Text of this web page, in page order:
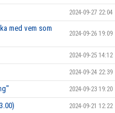
2024-09-27 22:04
med vem som
2024-09-26 19:09
2024-09-25 14:12
2024-09-24 22:39
2024-09-23 19:20
2024-09-21 12:22